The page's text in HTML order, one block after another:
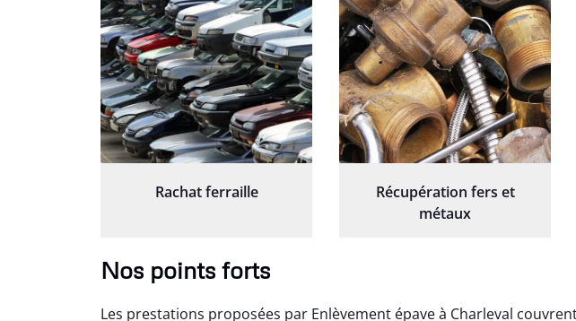
Rachat ferraille
Récupération fers et
métaux
Nos points forts
Les prestations proposées par Enlèvement épave à Charleval